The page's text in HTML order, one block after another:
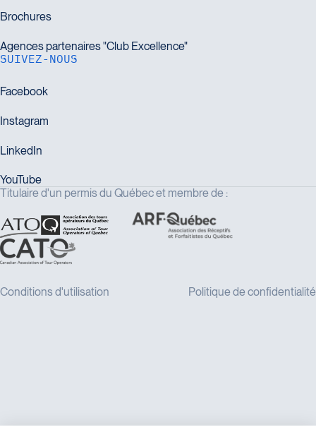
SUIVEZ-NOUS
Titulaire d'un permis du Québec et membre de :